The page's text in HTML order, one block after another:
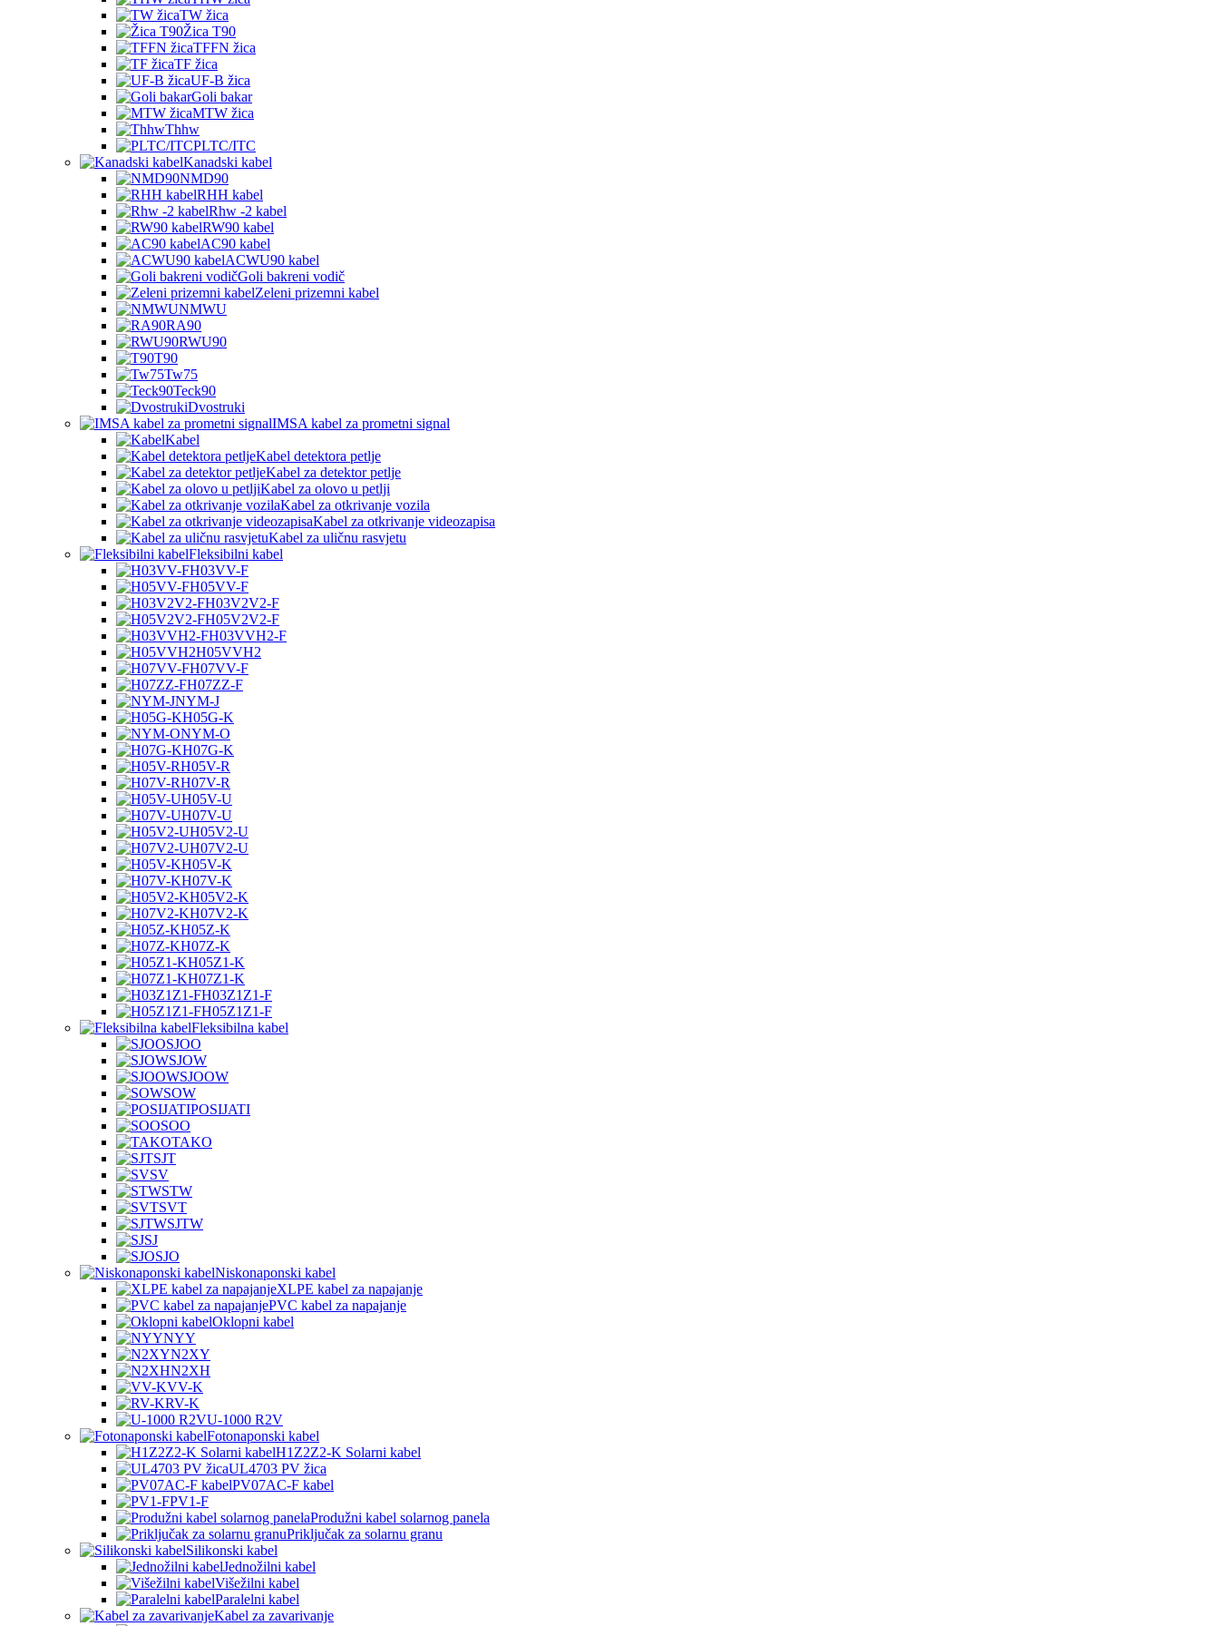
TW žica
Žica T90
TFFN žica
TF žica
UF-B žica
Goli bakar
MTW žica
Thhw
PLTC/ITC
Kanadski kabel
NMD90
RHH kabel
Rhw -2 kabel
RW90 kabel
AC90 kabel
ACWU90 kabel
Goli bakreni vodič
Zeleni prizemni kabel
NMWU
RA90
RWU90
T90
Tw75
Teck90
Dvostruki
IMSA kabel za prometni signal
Kabel
Kabel detektora petlje
Kabel za detektor petlje
Kabel za olovo u petlji
Kabel za otkrivanje vozila
Kabel za otkrivanje videozapisa
Kabel za uličnu rasvjetu
Fleksibilni kabel
H03VV-F
H05VV-F
H03V2V2-F
H05V2V2-F
H03VVH2-F
H05VVH2
H07VV-F
H07ZZ-F
NYM-J
H05G-K
NYM-O
H07G-K
H05V-R
H07V-R
H05V-U
H07V-U
H05V2-U
H07V2-U
H05V-K
H07V-K
H05V2-K
H07V2-K
H05Z-K
H07Z-K
H05Z1-K
H07Z1-K
H03Z1Z1-F
H05Z1Z1-F
Fleksibilna kabel
SJOO
SJOW
SJOOW
SOW
POSIJATI
SOO
TAKO
SJT
SV
STW
SVT
SJTW
SJ
SJO
Niskonaponski kabel
XLPE kabel za napajanje
PVC kabel za napajanje
Oklopni kabel
NYY
N2XY
N2XH
VV-K
RV-K
U-1000 R2V
Fotonaponski kabel
H1Z2Z2-K Solarni kabel
UL4703 PV žica
PV07AC-F kabel
PV1-F
Produžni kabel solarnog panela
Priključak za solarnu granu
Silikonski kabel
Jednožilni kabel
Višežilni kabel
Paralelni kabel
Kabel za zavarivanje